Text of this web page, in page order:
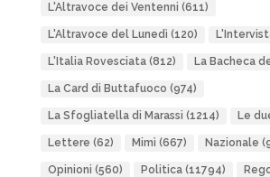
L'Altravoce dei Ventenni (611)
L'Altravoce del Lunedì (120)
L'Italia Rovesciata(812) La Bacheca
La Card di Buttafuoco (974)
La Sfogliatella di Marassi (1214) Le
Lettere (62) Mimì (667) Nazionale
Opinioni (560) Politica(11794)